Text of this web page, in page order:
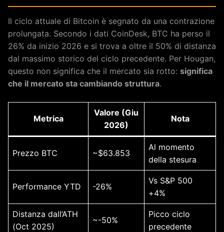
Il ciclo attuale di Bitcoin è segnato da una contrazione
prolungata. Secondo i dati CoinDesk, BTC ha perso il
26% da inizio 2026 e si trova a oltre il 50% di distanza
dal massimo storico del ciclo precedente. Per Hougan,
questo non significa che il mercato sia rotto: significa
che il mercato sta cambiando struttura.
Metrica
Valore (Giu
2026)
Nota
Prezzo BTC ~$63.853
Al momento
della stesura
Performance YTD -26%
Vs S&P 500
+4%
Distanza dall’ATH
(Oct 2025)
~-50%
Picco ciclo
precedente